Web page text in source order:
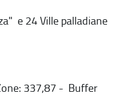
e 24 Ville palladiane
337,87 - Buffer